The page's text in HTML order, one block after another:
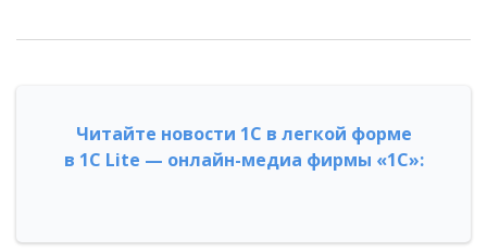
Читайте новости 1С в легкой форме
в 1С Lite — онлайн-медиа фирмы «1С»: